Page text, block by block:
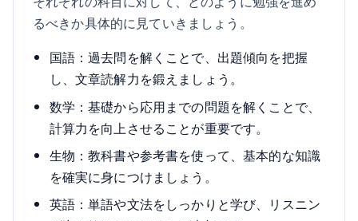
るべきか具体的に見ていきましょう。
国語：過去問を解くことで、出題傾向を把握
し、文章読解力を鍛えましょう。
数学：基礎から応用までの問題を解くことで、
計算力を向上させることが重要です。
生物：教科書や参考書を使って、基本的な知識
を確実に身につけましょう。
英語：単語や文法をしっかりと学び、リスニン